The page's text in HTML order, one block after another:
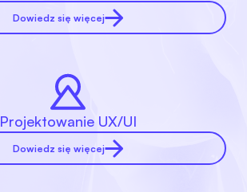
Dowiedz się więcej
Projektowanie UX/UI
Dowiedz się więcej